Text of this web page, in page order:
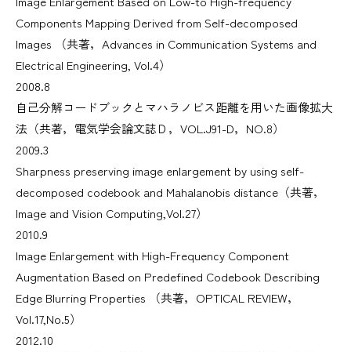
Components Mapping Derived from Self-decomposed
Images （共著，Advances in Communication Systems and
Electrical Engineering, Vol.4）
2008.8
自己分解コードブックとマハラノビス距離を用いた画像拡大
法（共著，電気学会論文誌Ｄ，VOL.J91-D，NO.8）
2009.3
Sharpness preserving image enlargement by using self-
decomposed codebook and Mahalanobis distance（共著，
Image and Vision Computing,Vol.27）
2010.9
Image Enlargement with High-Frequency Component
Augmentation Based on Predefined Codebook Describing
Edge Blurring Properties （共著，OPTICAL REVIEW，
Vol.17,No.5）
2012.10